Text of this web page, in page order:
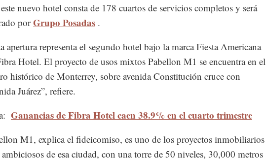
nuevo hotel consta de 178 cuartos de servicios completos y será
porGrupo Posadas .
apertura representa el segundo hotel bajo la marca Fiesta Americana
Hotel. El proyecto de usos mixtos Pabellon M1 se encuentra en el
histórico de Monterrey, sobre avenida Constitución cruce con
Juárez”, refiere.
Ganancias de Fibra Hotel caen 38.9% en el cuarto trimestre
M1, explica el fideicomiso, es uno de los proyectos inmobiliarios
ambiciosos de esa ciudad, con una torre de 50 niveles, 30,000 metros